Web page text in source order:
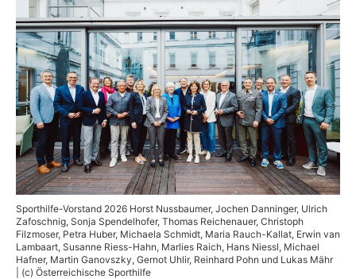
Sporthilfe-Vorstand 2026 Horst Nussbaumer, Jochen Danninger, Ulrich
Zafoschnig, Sonja Spendelhofer, Thomas Reichenauer, Christoph
Filzmoser, Petra Huber, Michaela Schmidt, Maria Rauch-Kallat, Erwin van
Lambaart, Susanne Riess-Hahn, Marlies Raich, Hans Niessl, Michael
Hafner, Martin Ganovszky, Gernot Uhlir, Reinhard Pohn und Lukas Mähr
| (c) Österreichische Sporthilfe